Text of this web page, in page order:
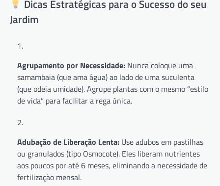
Dicas Estratégicas para o Sucesso do seu
Jardim
Agrupamento por Necessidade: Nunca coloque uma
samambaia (que ama água) ao lado de uma suculenta
(que odeia umidade). Agrupe plantas com o mesmo “estilo
de vida” para facilitar a rega única.
Adubação de Liberação Lenta: Use adubos em pastilhas
ou granulados (tipo Osmocote). Eles liberam nutrientes
aos poucos por até 6 meses, eliminando a necessidade de
fertilização mensal.